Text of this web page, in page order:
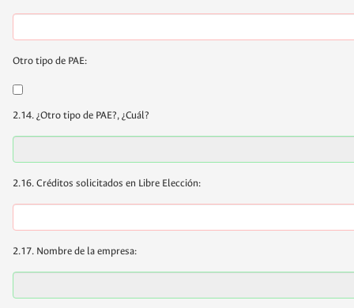
Otro tipo de PAE:
2.14. ¿Otro tipo de PAE?, ¿Cuál?
2.16. Créditos solicitados en Libre Elección:
2.17. Nombre de la empresa: